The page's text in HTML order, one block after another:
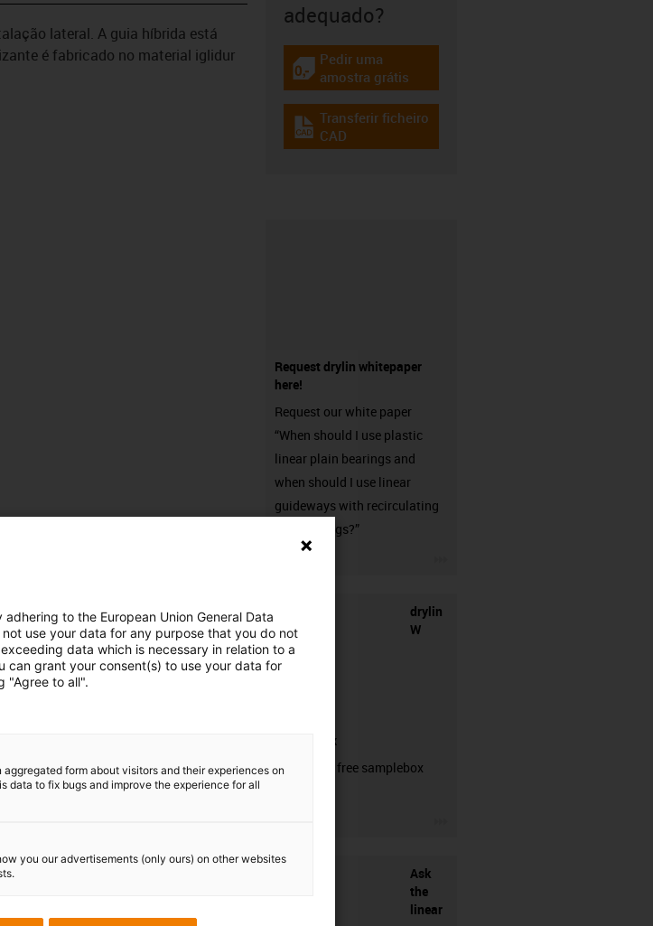
lateral. A guia híbrida está
é fabricado no material iglidur
adequado?
igus-icon-gratismuster
Pedir uma
amostra grátis
igus-icon-cad-dateien
Transferir ficheiro
CAD
Request drylin whitepaper
here!
Request our white paper
“When should I use plastic
linear plain bearings and
when should I use linear
guideways with recirculating
ball bearings?”
drylin
W
samplebox
Order your free samplebox
Ask
the
linear
to the European Union General Data
not use your data for any purpose that you do not
data which is necessary in relation to a
can grant your consent(s) to use your data for
"Agree to all".
aggregated form about visitors and their experiences on
data to fix bugs and improve the experience for all
you our advertisements (only ours) on other websites